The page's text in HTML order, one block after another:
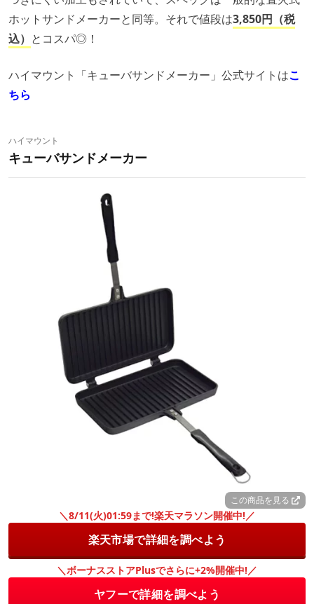
ホットサンドメーカーと同等。それで値段は3,850円（税
込） とコスパ◎！
ハイマウント「キューバサンドメーカー」公式サイトはこ
ちら
ハイマウント
キューバサンドメーカー
この商品を見る
＼8/11(火)01:59まで!楽天マラソン開催中!／
楽天市場で詳細を調べよう
＼ボーナスストアPlusでさらに+2%開催中!／
ヤフーで詳細を調べよう